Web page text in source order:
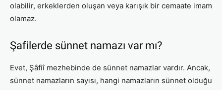
olabilir, erkeklerden oluşan veya karışık bir cemaate imam
olamaz.
Şafilerde sünnet namazı var mı?
Evet, Şâfiî mezhebinde de sünnet namazlar vardır. Ancak,
sünnet namazların sayısı, hangi namazların sünnet olduğu